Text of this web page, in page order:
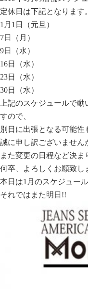
定休日は下記となります。
1月1日（元旦）
7日（月）
9日（水）
16日（水）
23日（水）
30日（水）
上記のスケジュールで
すので、
別日に出張となる可能性
誠に申し訳ございません
また変更の日程など決
何卒、よろしくお願致し
本日は1月のスケジュー
それではまた明日!!